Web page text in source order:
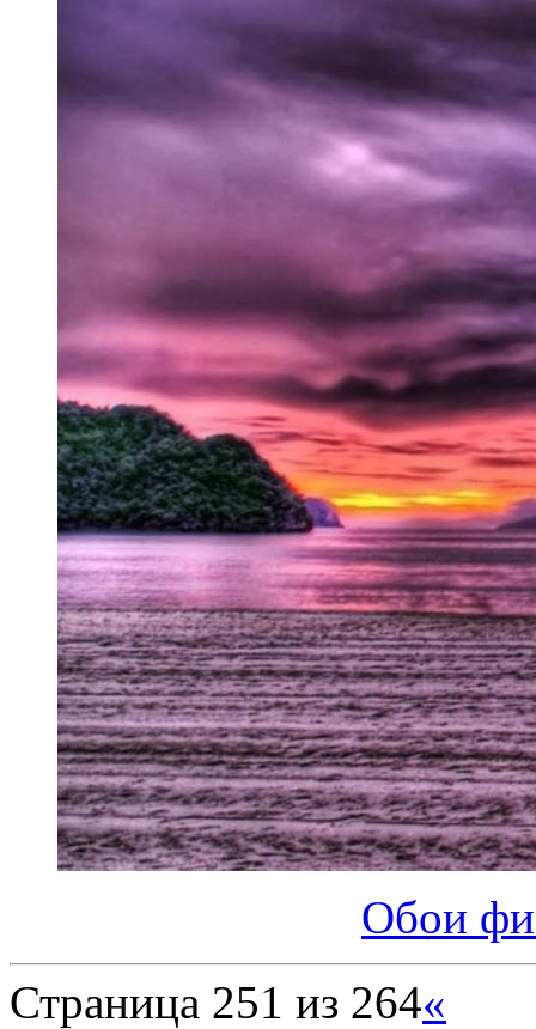
Обои
Страница 251 из 264«